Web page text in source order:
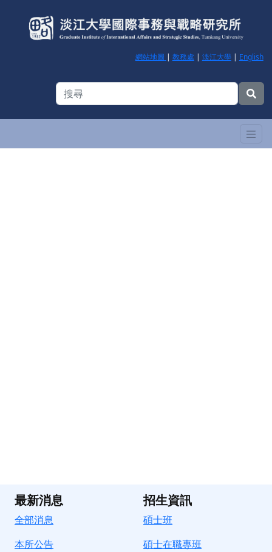
網站地圖 | 教務處 | 淡江大學| English
最新消息
全部消息
本所公告
招生資訊
碩士班
碩士在職專班